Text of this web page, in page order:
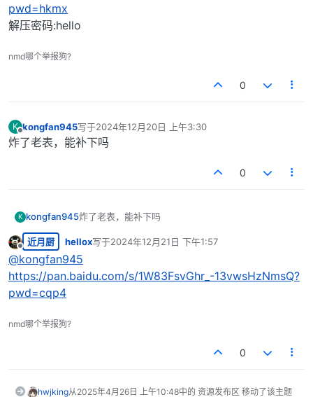
pwd=hkmx
解压密码:hello
nmd哪个举报狗?
0
K
离线
kongfan945写于2024年12月20日 上午3:30
最后由 编辑
炸了老表，能补下吗
0
K kongfan945炸了老表，能补下吗
离线
近月厨 hellox写于2024年12月21日 下午1:57
最后由 编辑
@kongfan945
https://pan.baidu.com/s/1W83FsvGhr_-13vwsHzNmsQ?
pwd=cqp4
nmd哪个举报狗?
0
hwjking从2025年4月26日 上午10:48中的 资源发布区 移动了该主题